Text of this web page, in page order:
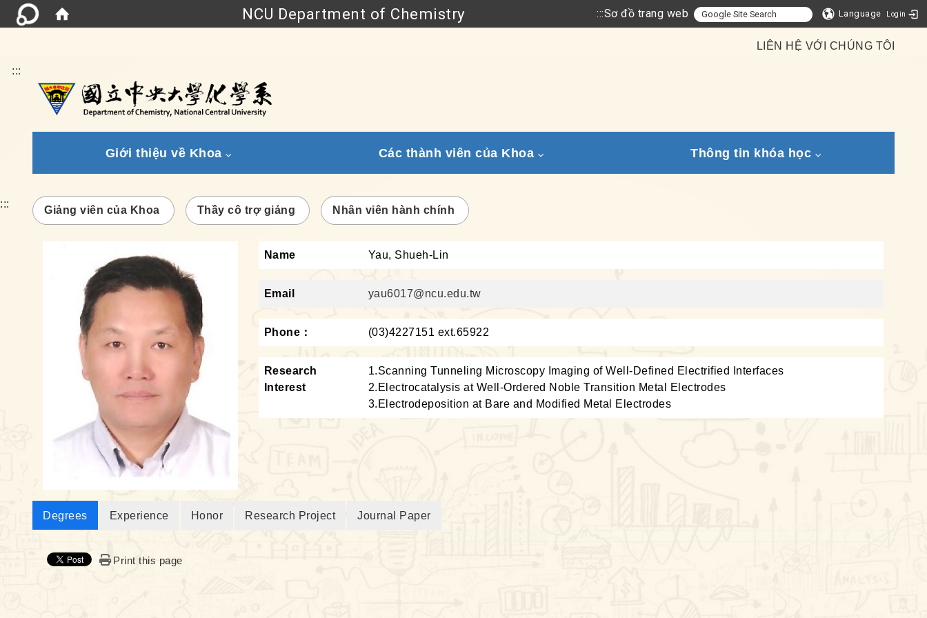
NCU Department of Chemistry :::Sơ đồ trang web Language Login
LIÊN HỆ VỚI CHÚNG TÔI
:::
Giới thiệu về Khoa Các thành viên của Khoa Thông tin khóa học
:::
Giảng viên của Khoa Thầy cô trợ giảng Nhân viên hành chính
Name Yau, Shueh-Lin
Email yau6017@ncu.edu.tw
Phone： (03)4227151 ext.65922
Research
Interest
1.Scanning Tunneling Microscopy Imaging of Well-Defined Electrified Interfaces
2.Electrocatalysis at Well-Ordered Noble Transition Metal Electrodes
3.Electrodeposition at Bare and Modified Metal Electrodes
Degrees Experience Honor Research Project Journal Paper
Print this page